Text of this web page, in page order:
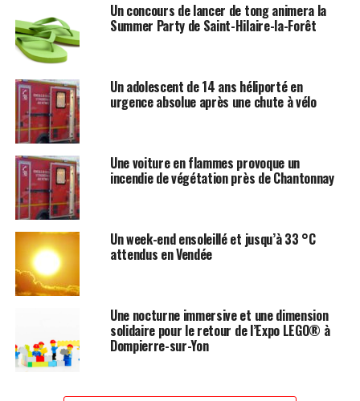
Un concours de lancer de tong animera la
Summer Party de Saint-Hilaire-la-Forêt
Un adolescent de 14 ans héliporté en
urgence absolue après une chute à vélo
Une voiture en flammes provoque un
incendie de végétation près de Chantonnay
Un week-end ensoleillé et jusqu’à 33 °C
attendus en Vendée
Une nocturne immersive et une dimension
solidaire pour le retour de l’Expo LEGO® à
Dompierre-sur-Yon